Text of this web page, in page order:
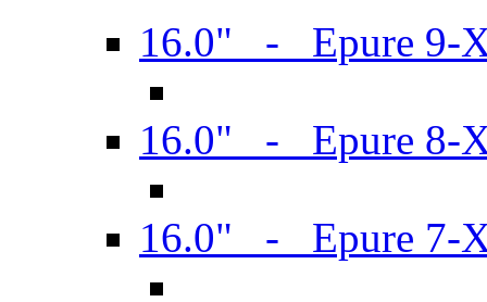
16.0" - Epure 9-
16.0" - Epure 8-
16.0" - Epure 7-